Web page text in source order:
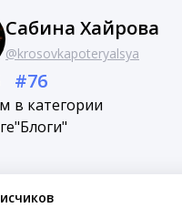
Сабина Хайрова
@krosovkapoteryalsya
#76
в категории
"Блоги"